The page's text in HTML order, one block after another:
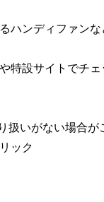
ハンディファン
特設サイトでチ
いがない場合が
ック